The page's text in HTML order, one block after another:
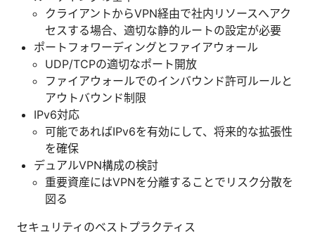
クライアントからVPN経由で社内リソースへアク
セスする場合、適切な静的ルートの設定が必要
ポートフォワーディングとファイアウォール
UDP/TCPの適切なポート開放
ファイアウォールでのインバウンド許可ルールと
アウトバウンド制限
IPv6対応
可能であればIPv6を有効にして、将来的な拡張性
を確保
デュアルVPN構成の検討
重要資産にはVPNを分離することでリスク分散を
図る
セキュリティのベストプラクティス